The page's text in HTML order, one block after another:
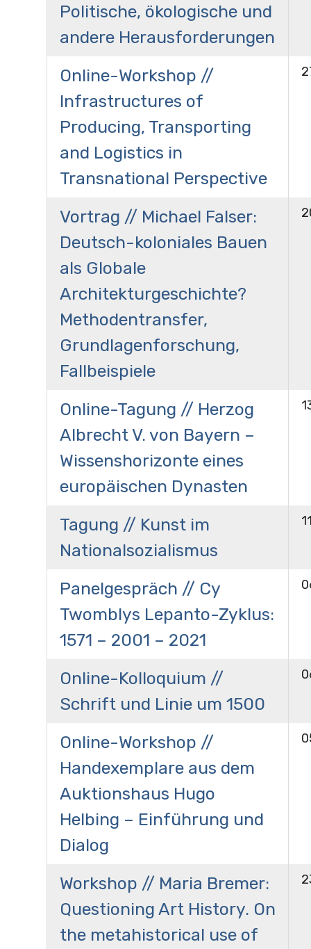
Politische, ökologische und
andere Herausforderungen
Online-Workshop //
Infrastructures of
Producing, Transporting
and Logistics in
Transnational Perspective
Vortrag // Michael Falser:
Deutsch-koloniales Bauen
als Globale
Architekturgeschichte?
Methodentransfer,
Grundlagenforschung,
Fallbeispiele
Online-Tagung // Herzog
Albrecht V. von Bayern –
Wissenshorizonte eines
europäischen Dynasten
Tagung // Kunst im
Nationalsozialismus
Panelgespräch // Cy
Twomblys Lepanto-Zyklus:
1571 – 2001 – 2021
Online-Kolloquium //
Schrift und Linie um 1500
Online-Workshop //
Handexemplare aus dem
Auktionshaus Hugo
Helbing – Einführung und
Dialog
Workshop // Maria Bremer:
Questioning Art History. On
the metahistorical use of